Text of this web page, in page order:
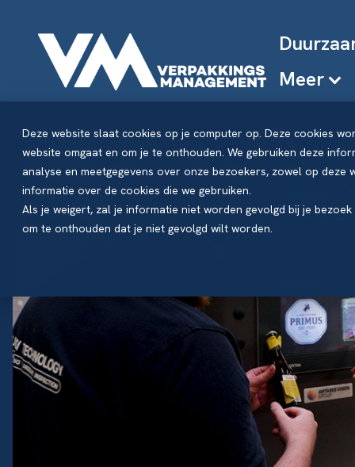
Deze website slaat cookies op je computer op. Deze cookies
website omgaat en om je te onthouden. We gebruiken deze
analyse en meetgegevens over onze bezoekers, zowel op
informatie over de cookies die we gebruiken.
Als je weigert, zal je informatie niet worden gevolgd bij je
om te onthouden dat je niet gevolgd wilt worden.
Meer